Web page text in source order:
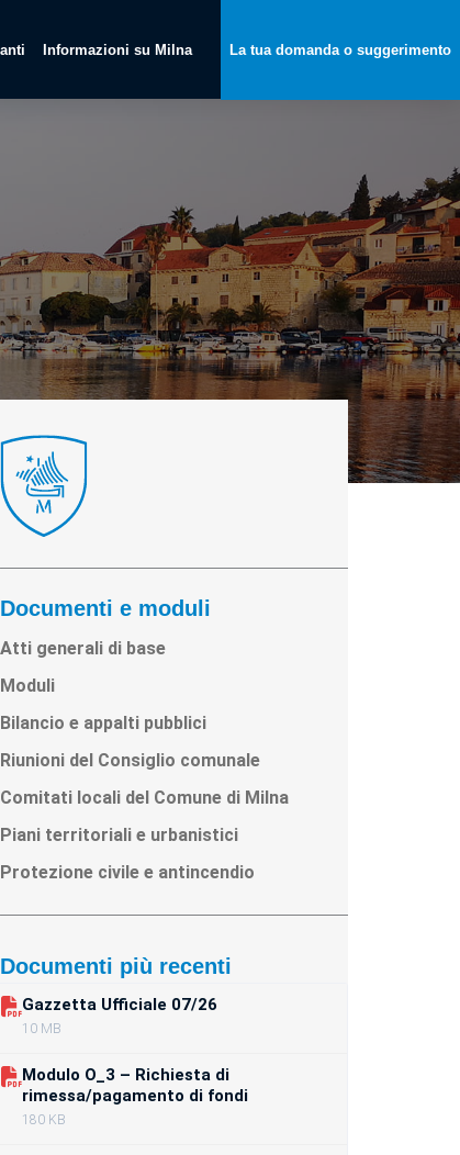
Informazioni su Milna La tua domanda o suggerimento
Documenti e moduli
Atti generali di base
Moduli
Bilancio e appalti pubblici
Riunioni del Consiglio comunale
Comitati locali del Comune di Milna
Piani territoriali e urbanistici
Protezione civile e antincendio
Documenti più recenti
Gazzetta Ufficiale 07/26
10 MB
Modulo O_3 – Richiesta di
rimessa/pagamento di fondi
180 KB